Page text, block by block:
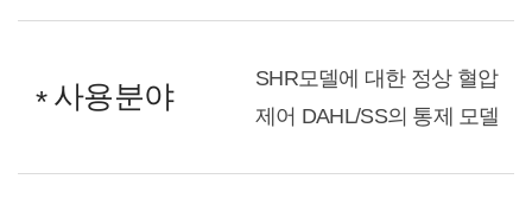
사용분야
SHR모델에 대한 정상 혈압
제어 DAHL/SS의 통제 모델